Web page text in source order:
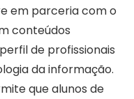
em parceria com o
conteúdos
de profissionais
da informação.
que alunos de